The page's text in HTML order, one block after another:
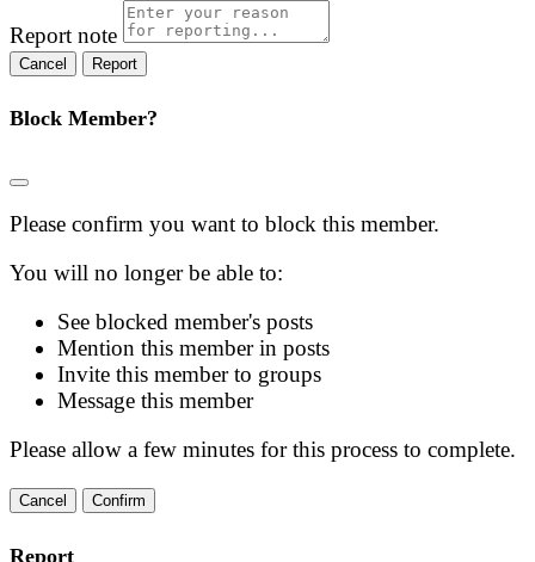
Report note
Report
Block Member?
Please confirm you want to block this member.
You will no longer be able to:
See blocked member's posts
Mention this member in posts
Invite this member to groups
Message this member
Please allow a few minutes for this process to complete.
Confirm
Report